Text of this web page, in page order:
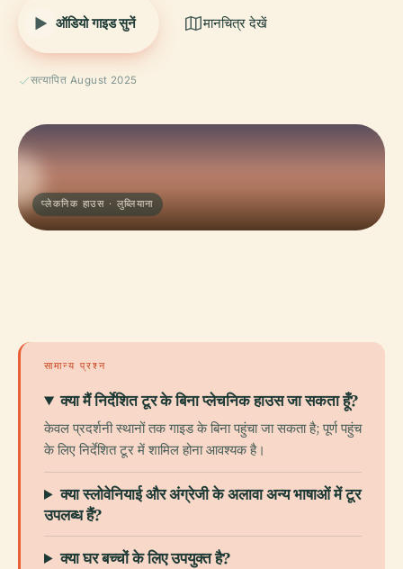
ऑडियो गाइड सुनें मानचित्र देखें
सत्यापित August 2025
प्लेकनिक हाउस · लुब्लियाना
सामान्य प्रश्न
क्या मैं निर्देशित टूर के बिना प्लेचनिक हाउस जा सकता हूँ?
केवल प्रदर्शनी स्थानों तक गाइड के बिना पहुंचा जा सकता है; पूर्ण पहुंच
के लिए निर्देशित टूर में शामिल होना आवश्यक है।
क्या स्लोवेनियाई और अंग्रेजी के अलावा अन्य भाषाओं में टूर
उपलब्ध हैं?
क्या घर बच्चों के लिए उपयुक्त है?